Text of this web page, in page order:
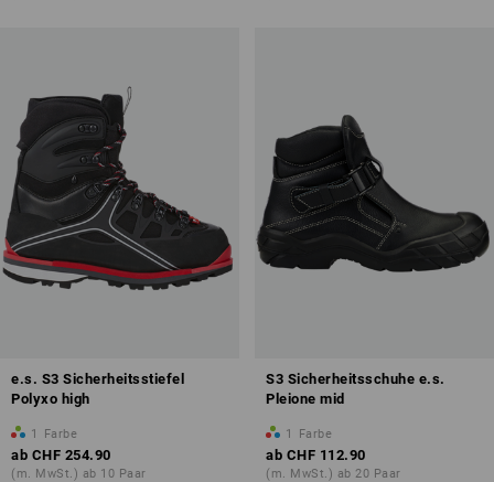
mehr zum Thema
Sicherheitsstiefel S3
e.s. S3 Sicherheitsstiefel
Polyxo high
1 Farbe
ab CHF 254.90
(m. MwSt.) ab 10 Paar
S3 Sicherheitsschuhe e.s.
Pleione mid
1 Farbe
ab CHF 112.90
(m. MwSt.) ab 20 Paar